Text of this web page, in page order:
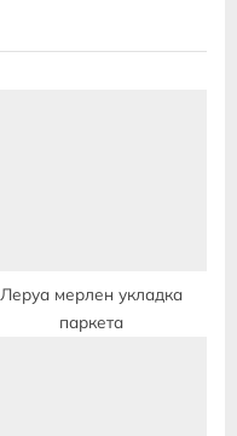
Леруа мерлен укладка
паркета